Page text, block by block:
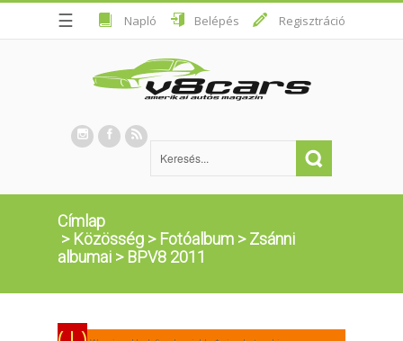
☰ Napló Belépés Regisztráció
Címlap
> Közösség > Fotóalbum >Zsánni
albumai > BPV8 2011